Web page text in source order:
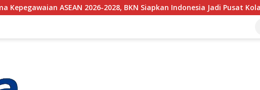
2028, BKN Siapkan Indonesia Jadi Pusat Kolaborasi ASN ASEAN